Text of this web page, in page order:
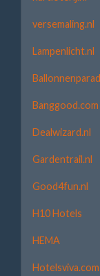
versemaling.nl
Lampenlicht.nl
Banggood.com
Dealwizard.nl
Gardentrail.nl
Good4fun.nl
H10 Hotels
HEMA
Hotelsviva.com